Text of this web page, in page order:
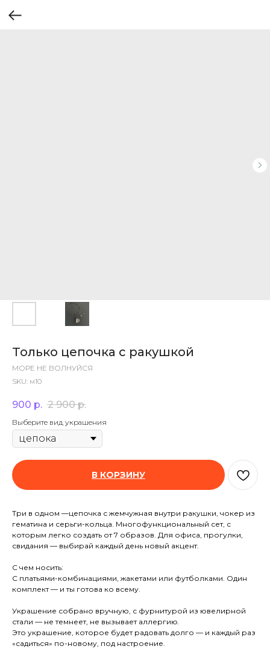
Только цепочка с ракушкой
МОРЕ НЕ ВОЛНУЙСЯ
SKU: м10
900 р. 2 900 р.
Выберите вид украшения
В КОРЗИНУ
Три в одном —цепочка с жемчужная внутри ракушки, чокер из
гематина и серьги-кольца. Многофункциональный сет, с
которым легко создать от 7 образов. Для офиса, прогулки,
свидания — выбирай каждый день новый акцент.
С чем носить:
С платьями-комбинациями, жакетами или футболками. Один
комплект — и ты готова ко всему.
Украшение собрано вручную, с фурнитурой из ювелирной
стали — не темнеет, не вызывает аллергию.
Это украшение, которое будет радовать долго — и каждый раз
«садиться» по-новому, под настроение.